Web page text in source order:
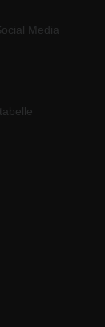
Media